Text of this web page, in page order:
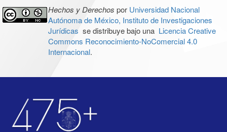
Hechos y Derechos por Universidad Nacional
Autónoma de México, Instituto de Investigaciones
Jurídicas se distribuye bajo una Licencia Creative
Commons Reconocimiento-NoComercial 4.0
Internacional.